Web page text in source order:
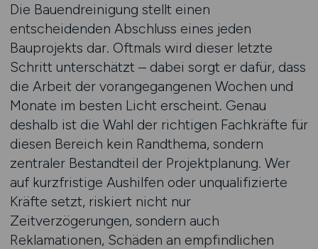
Die Bauendreinigung stellt einen
entscheidenden Abschluss eines jeden
Bauprojekts dar. Oftmals wird dieser letzte
Schritt unterschätzt – dabei sorgt er dafür, dass
die Arbeit der vorangegangenen Wochen und
Monate im besten Licht erscheint. Genau
deshalb ist die Wahl der richtigen Fachkräfte für
diesen Bereich kein Randthema, sondern
zentraler Bestandteil der Projektplanung. Wer
auf kurzfristige Aushilfen oder unqualifizierte
Kräfte setzt, riskiert nicht nur
Zeitverzögerungen, sondern auch
Reklamationen, Schäden an empfindlichen